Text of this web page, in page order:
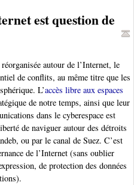
est question de
autour de l’Internet, le
de conflits, au même titre que les
L’accès libre aux espaces
de notre temps, ainsi que leur
dans le cyberespace est
de naviguer autour des détroits
ou par le canal de Suez. C’est
de l’Internet (sans oublier
de protection des données